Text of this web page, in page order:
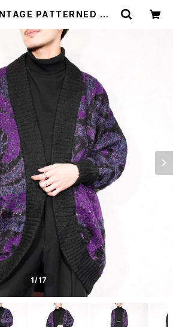
PATTERNED DE
着柄デザインウールロング
ィガン | Titti Vintage
1/17